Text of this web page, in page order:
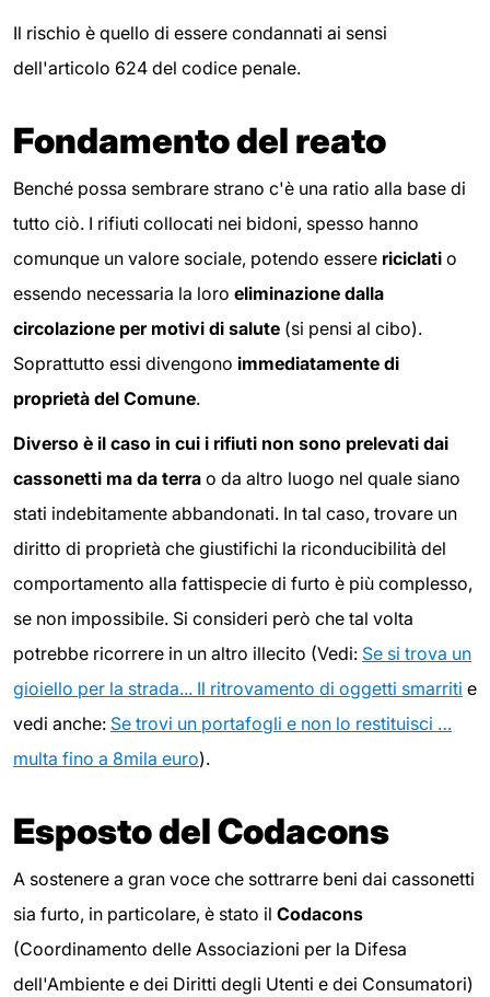
Il rischio è quello di essere condannati ai sensi
dell'articolo 624 del codice penale.
Fondamento del reato
Benché possa sembrare strano c'è una ratio alla base di
tutto ciò. I rifiuti collocati nei bidoni, spesso hanno
comunque un valore sociale, potendo essere riciclati o
essendo necessaria la loro eliminazione dalla
circolazione per motivi di salute (si pensi al cibo).
Soprattutto essi divengono immediatamente di
proprietà del Comune.
Diverso è il caso in cui i rifiuti non sono prelevati dai
cassonetti ma da terra o da altro luogo nel quale siano
stati indebitamente abbandonati. In tal caso, trovare un
diritto di proprietà che giustifichi la riconducibilità del
comportamento alla fattispecie di furto è più complesso,
se non impossibile. Si consideri però che tal volta
potrebbe ricorrere in un altro illecito (Vedi: Se si trova un
gioiello per la strada... Il ritrovamento di oggetti smarriti e
vedi anche: Se trovi un portafogli e non lo restituisci …
multa fino a 8mila euro).
Esposto del Codacons
A sostenere a gran voce che sottrarre beni dai cassonetti
sia furto, in particolare, è stato il Codacons
(Coordinamento delle Associazioni per la Difesa
dell'Ambiente e dei Diritti degli Utenti e dei Consumatori)